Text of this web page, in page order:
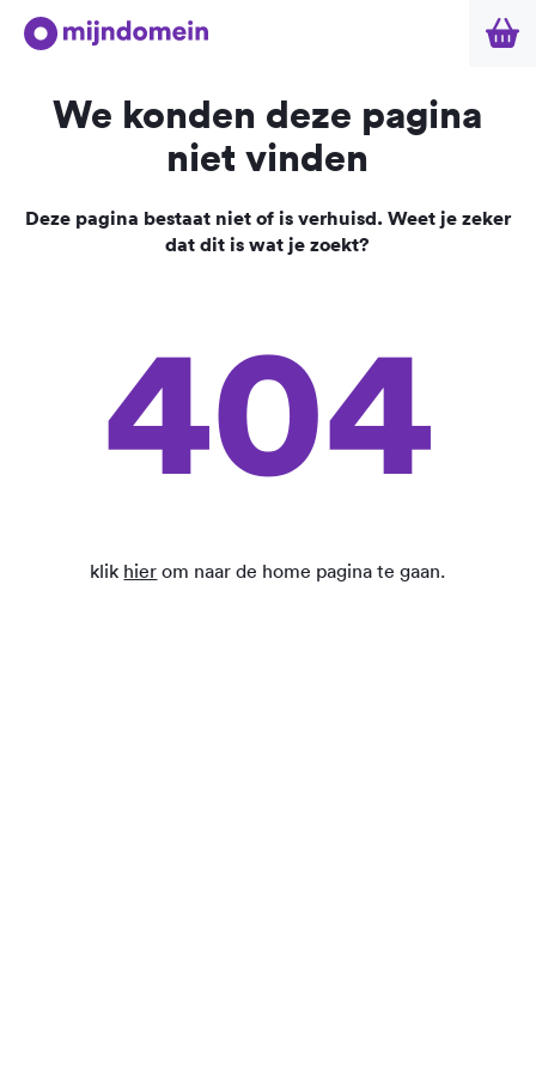
We konden deze pagina
niet vinden
Deze pagina bestaat niet of is verhuisd. Weet je zeker
dat dit is wat je zoekt?
404
klik hier om naar de home pagina te gaan.